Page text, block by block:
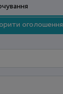
оголошення